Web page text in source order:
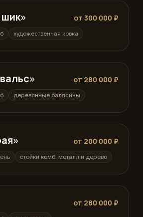
от 300 000 ₽
художественная ковка
от 280 000 ₽
деревянные балясины
от 200 000 ₽
стойки комб. металл и дерево
от 280 000 ₽